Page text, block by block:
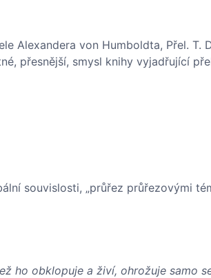
Alexandera von Humboldta, Přel. T.
přesnější, smysl knihy vyjadřující
souvislosti, „průřez průřezovými
ho obklopuje a živí, ohrožuje samo